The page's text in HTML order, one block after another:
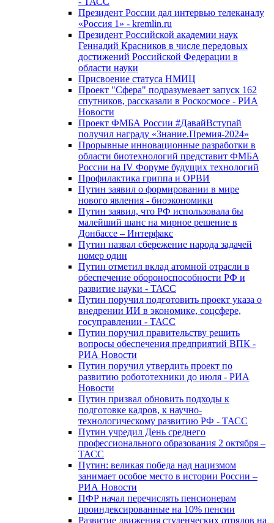
Президент России дал интервью телеканалу
«Россия 1» - kremlin.ru
Президент Российской академии наук
Геннадий Красников в числе передовых
достижений Российской Федерации в
области науки
Присвоение статуса НМИЦ
Проект "Сфера" подразумевает запуск 162
спутников, рассказали в Роскосмосе - РИА
Новости
Проект ФМБА России #ДавайВступай
получил награду «Знание.Премия-2024»
Прорывные инновационные разработки в
области биотехнологий представит ФМБА
России на IV Форуме будущих технологий
Профилактика гриппа и ОРВИ
Путин заявил о формировании в мире
нового явления - биоэкономики
Путин заявил, что РФ использовала бы
малейший шанс на мирное решение в
Донбассе – Интерфакс
Путин назвал сбережение народа задачей
номер один
Путин отметил вклад атомной отрасли в
обеспечение обороноспособности РФ и
развитие науки - ТАСС
Путин поручил подготовить проект указа о
внедрении ИИ в экономике, соцсфере,
госуправлении - ТАСС
Путин поручил правительству решить
вопросы обеспечения предприятий ВПК -
РИА Новости
Путин поручил утвердить проект по
развитию робототехники до июля - РИА
Новости
Путин призвал обновить подходы к
подготовке кадров, к научно-
технологическому развитию РФ - ТАСС
Путин учредил День среднего
профессионального образования 2 октября –
ТАСС
Путин: великая победа над нацизмом
занимает особое место в истории России –
РИА Новости
ПФР начал перечислять пенсионерам
проиндексированные на 10% пенсии
Развитие движения студенческих отрядов на